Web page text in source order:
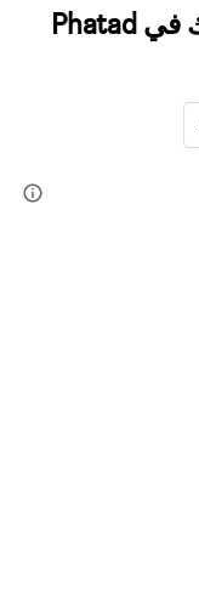
اعثر على نتائج أفضل لإقامتك في Phatad